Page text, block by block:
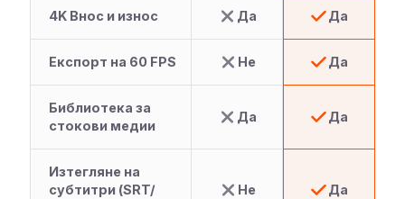
4K Внос и износ Да Да
Експорт на 60 FPS Не Да
Библиотека за
стокови медии
Да Да
Изтегляне на
субтитри (SRT/
Не Да